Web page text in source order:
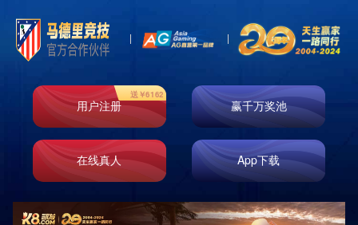
Product
产品中心